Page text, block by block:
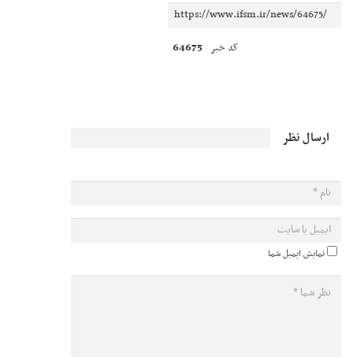
کد خبر 64675
ارسال نظر
نمایش ایمیل شما